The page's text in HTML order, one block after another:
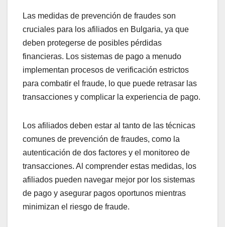
Las medidas de prevención de fraudes son
cruciales para los afiliados en Bulgaria, ya que
deben protegerse de posibles pérdidas
financieras. Los sistemas de pago a menudo
implementan procesos de verificación estrictos
para combatir el fraude, lo que puede retrasar las
transacciones y complicar la experiencia de pago.
Los afiliados deben estar al tanto de las técnicas
comunes de prevención de fraudes, como la
autenticación de dos factores y el monitoreo de
transacciones. Al comprender estas medidas, los
afiliados pueden navegar mejor por los sistemas
de pago y asegurar pagos oportunos mientras
minimizan el riesgo de fraude.